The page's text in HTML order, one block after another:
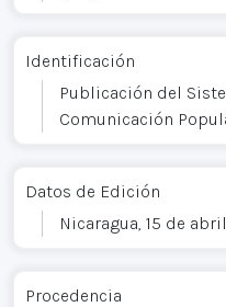
Identificación
Publicación del
Comunicación
Datos de Edición
Nicaragua, 15 de
Procedencia